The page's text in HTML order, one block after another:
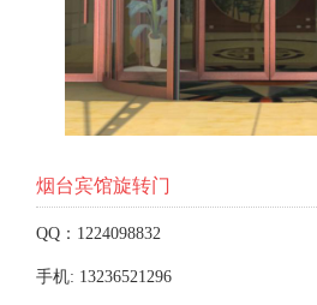
烟台宾馆旋转门
QQ：1224098832
手机: 13236521296